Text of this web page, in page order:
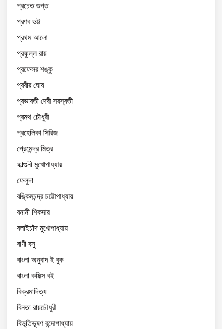
প্রচেত গুপ্ত
প্রণব ভট্ট
প্রথম আলো
প্রফুল্ল রায়
প্রফেসর শঙ্কু
প্রবীর ঘোষ
প্রভাবতী দেবী সরস্বতী
প্রমথ চৌধুরী
প্রহেলিকা সিরিজ
প্রেমেন্দ্র মিত্র
ফাল্গুনী মুখোপাধ্যায়
ফেলুদা
বঙ্কিমচন্দ্র চট্টোপাধ্যায়
বনানী শিকদার
বলাইচাঁদ মুখোপাধ্যায়
বাণী বসু
বাংলা অনুবাদ ই বুক
বাংলা কমিক্স বই
বিক্রমাদিত্য
বিনতা রায়চৌধুরী
বিভূতিভূষণ বন্দোপাধ্যায়